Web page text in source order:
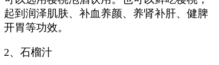
起到润泽肌肤、补血养颜、养肾补肝、健脾
开胃等功效。
2、石榴汁